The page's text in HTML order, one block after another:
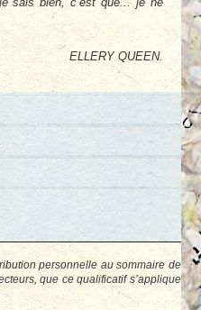
ELLERY QUEEN.
personnelle au sommaire de
que ce qualificatif s’applique